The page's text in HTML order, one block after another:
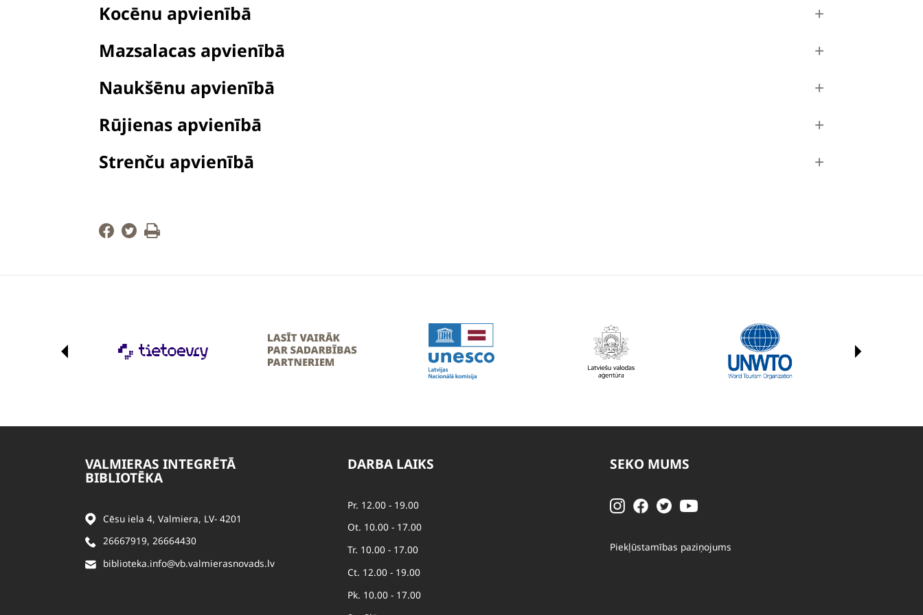
Kocēnu apvienībā
Mazsalacas apvienībā
Naukšēnu apvienībā
Rūjienas apvienībā
Strenču apvienībā
VALMIERAS INTEGRĒTĀ
BIBLIOTĒKA
Cēsu iela 4, Valmiera, LV- 4201
26667919, 26664430
biblioteka.info@vb.valmierasnovads.lv
DARBA LAIKS
Pr. 12.00 - 19.00
Ot. 10.00 - 17.00
Tr. 10.00 - 17.00
Ct. 12.00 - 19.00
Pk. 10.00 - 17.00
SEKO MUMS
Piekļūstamības paziņojums